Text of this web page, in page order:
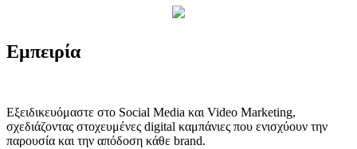
Εμπειρία
Εξειδικευόμαστε στο Social Media και Video Marketing,
σχεδιάζοντας στοχευμένες digital καμπάνιες που ενισχύουν την
παρουσία και την απόδοση κάθε brand.